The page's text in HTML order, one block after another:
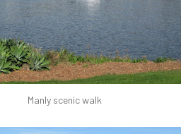
Manly scenic walk